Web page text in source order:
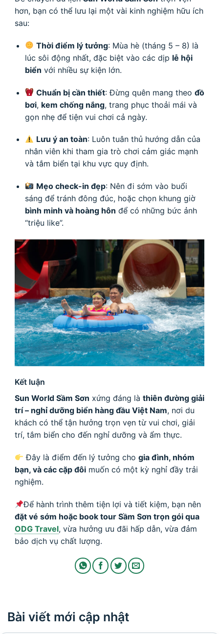
hơn, bạn có thể lưu lại một vài kinh nghiệm hữu ích
sau:
Thời điểm lý tưởng: Mùa hè (tháng 5 – 8) là
lúc sôi động nhất, đặc biệt vào các dịp lễ hội
biển với nhiều sự kiện lớn.
Chuẩn bị cần thiết: Đừng quên mang theođồ
bơi, kem chống nắng, trang phục thoải mái và
gọn nhẹ để tiện vui chơi cả ngày.
Lưu ý an toàn: Luôn tuân thủ hướng dẫn của
nhân viên khi tham gia trò chơi cảm giác mạnh
và tắm biển tại khu vực quy định.
Mẹo check-in đẹp: Nên đi sớm vào buổi
sáng để tránh đông đúc, hoặc chọn khung giờ
bình minh và hoàng hôn để có những bức ảnh
“triệu like”.
Kết luận
Sun World Sầm Sơn xứng đáng là thiên đường giải
trí – nghỉ dưỡng biển hàng đầu Việt Nam, nơi du
khách có thể tận hưởng trọn vẹn từ vui chơi, giải
trí, tắm biển cho đến nghỉ dưỡng và ẩm thực.
Đây là điểm đến lý tưởng chogia đình, nhóm
bạn, và các cặp đôi muốn có một kỳ nghỉ đầy trải
nghiệm.
Để hành trình thêm tiện lợi và tiết kiệm, bạn nên
đặt vé sớm hoặc book tour Sầm Sơn trọn gói qua
ODG Travel, vừa hưởng ưu đãi hấp dẫn, vừa đảm
bảo dịch vụ chất lượng.
Bài viết mới cập nhật